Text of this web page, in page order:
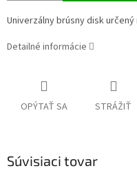
Univerzálny brúsny disk určený
Detailné informácie
OPÝTAŤ SA STRÁŽIŤ
Súvisiaci tovar